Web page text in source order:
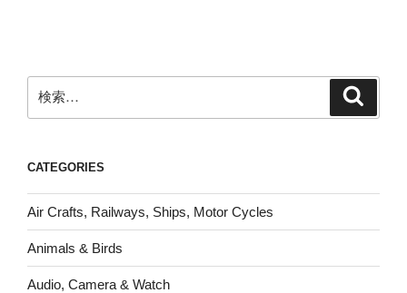
索:
CATEGORIES
Air Crafts, Railways, Ships, Motor Cycles
Animals & Birds
Audio, Camera & Watch